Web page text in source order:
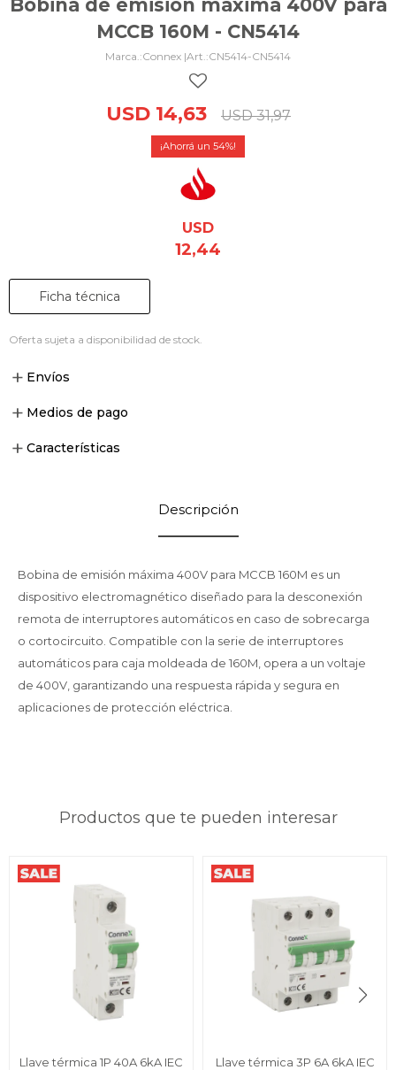
Bobina de emisión máxima 400V para
MCCB 160M - CN5414
Connex | CN5414-CN5414
USD 14,63 USD 31,97
54
USD
12,44
Ficha técnica
Oferta sujeta a disponibilidad de stock.
Envíos
Medios de pago
Características
Descripción
Bobina de emisión máxima 400V para MCCB 160M es un
dispositivo electromagnético diseñado para la desconexión
remota de interruptores automáticos en caso de sobrecarga
o cortocircuito. Compatible con la serie de interruptores
automáticos para caja moldeada de 160M, opera a un voltaje
de 400V, garantizando una respuesta rápida y segura en
aplicaciones de protección eléctrica.
Productos que te pueden interesar
Llave térmica 1P 40A 6kA IEC
Llave térmica 3P 6A 6kA IEC